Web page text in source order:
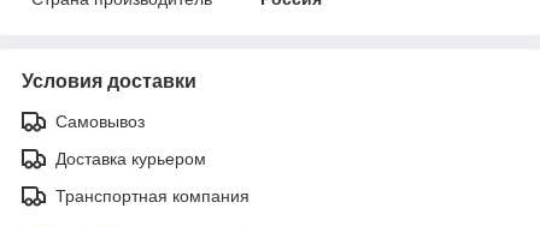
Условия доставки
Самовывоз
Доставка курьером
Транспортная компания